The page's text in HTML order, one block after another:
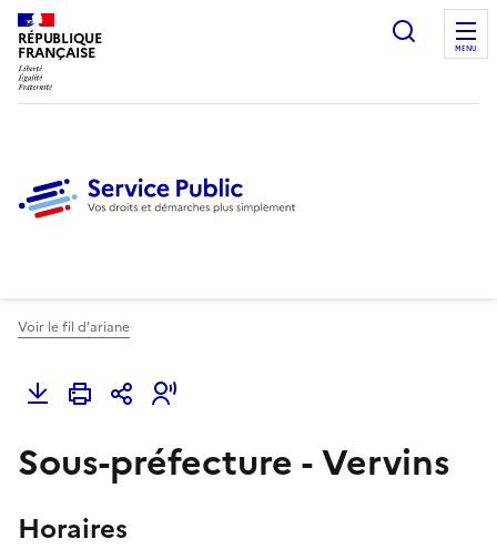
RÉPUBLIQUE
FRANÇAISE
Ouvrir
MENU
Voir le fil d'ariane
Sous-préfecture - Vervins
Horaires